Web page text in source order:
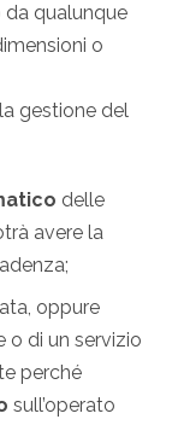
qualunque
o
gestione del
delle
avere la
oppure
o di un servizio
perché
sull’operato